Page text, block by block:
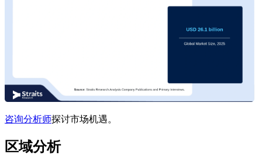
咨询分析师探讨市场机遇。
区域分析